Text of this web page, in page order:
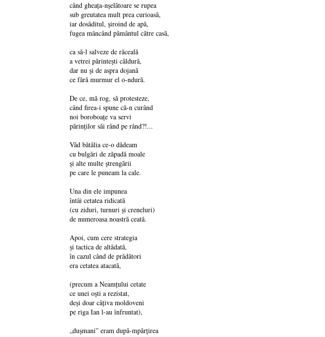
când gheața-nșelătoare se rupea
sub greutatea mult prea curioasă,
iar dosăditul, șiroind de apă,
fugea mâncând pământul către casă,
ca să-l salveze de răceală
a vetrei părintești căldură,
dar nu și de aspra dojană
ce fără murmur el o-ndură.
De ce, mă rog, să protesteze,
când firea-i spune că-n curând
noi boroboațe va servi
părinților săi rând pe rând?!...
Văd bătălia ce-o dădeam
cu bulgări de zăpadă moale
și alte multe ștrengării
pe care le puneam la cale.
Una din ele impunea
întâi cetatea ridicată
(cu ziduri, turnuri și creneluri)
de numeroasa noastră ceată.
Apoi, cum cere strategia
și tactica de altădată,
în cazul când de prădători
era cetatea atacată,
(precum a Neamțului cetate
ce unei oști a rezistat,
deși doar câțiva moldoveni
pe riga Ian l-au înfruntat),
„dușmani” eram după-mpărțirea